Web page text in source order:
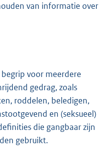
van informatie over
voor meerdere
gedrag, zoals
roddelen, beledigen,
en (seksueel)
die gangbaar zijn
gebruikt.